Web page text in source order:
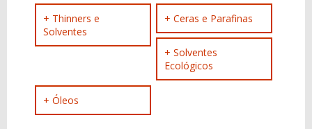
+ Thinners e
Solventes
+ Ceras e Parafinas
+ Solventes
Ecológicos
+ Óleos